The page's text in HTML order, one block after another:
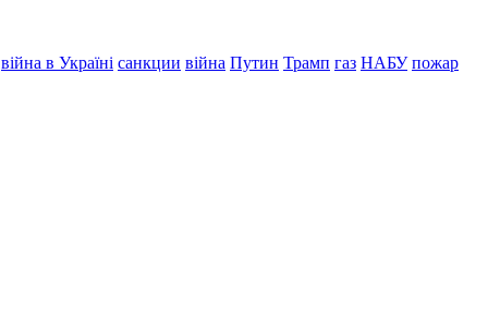
війна в Україні санкции війна Путин Трамп газ НАБУ пожар